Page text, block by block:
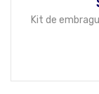
Kit de